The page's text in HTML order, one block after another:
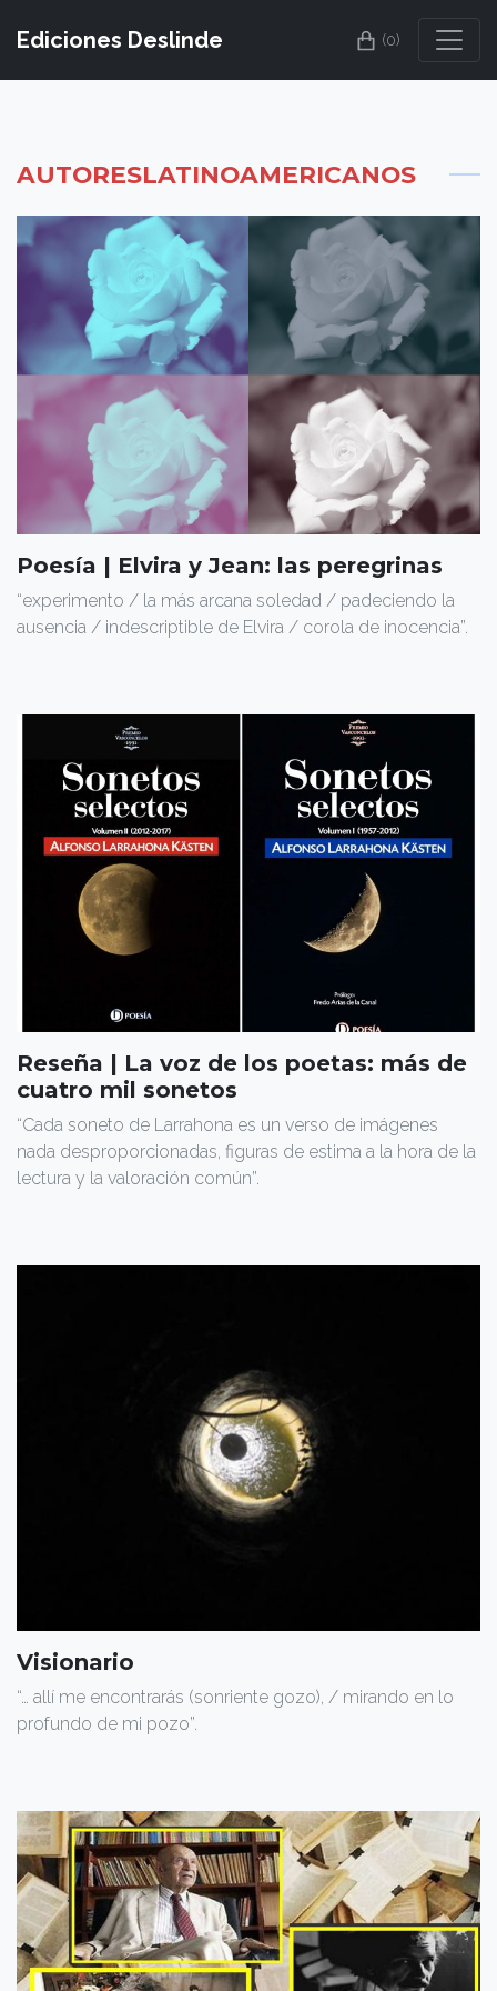
Ediciones Deslinde (0)
AUTORESLATINOAMERICANOS
Poesía | Elvira y Jean: las peregrinas
“experimento / la más arcana soledad / padeciendo la
ausencia / indescriptible de Elvira / corola de inocencia”.
Reseña | La voz de los poetas: más de
cuatro mil sonetos
“Cada soneto de Larrahona es un verso de imágenes
nada desproporcionadas, figuras de estima a la hora de la
lectura y la valoración común”.
Visionario
“… allí me encontrarás (sonriente gozo), / mirando en lo
profundo de mi pozo”.